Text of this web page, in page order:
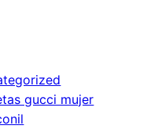
gucci mujer